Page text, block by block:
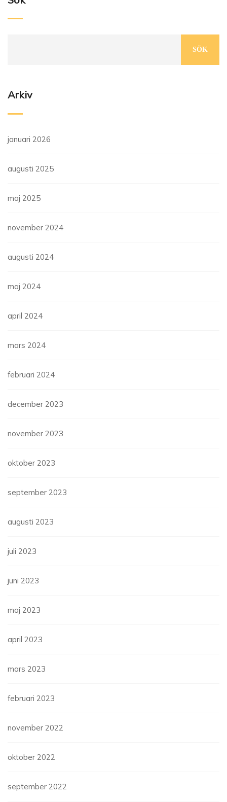
SÖK
Arkiv
januari 2026
augusti 2025
maj 2025
november 2024
augusti 2024
maj 2024
april 2024
mars 2024
februari 2024
december 2023
november 2023
oktober 2023
september 2023
augusti 2023
juli 2023
juni 2023
maj 2023
april 2023
mars 2023
februari 2023
november 2022
oktober 2022
september 2022